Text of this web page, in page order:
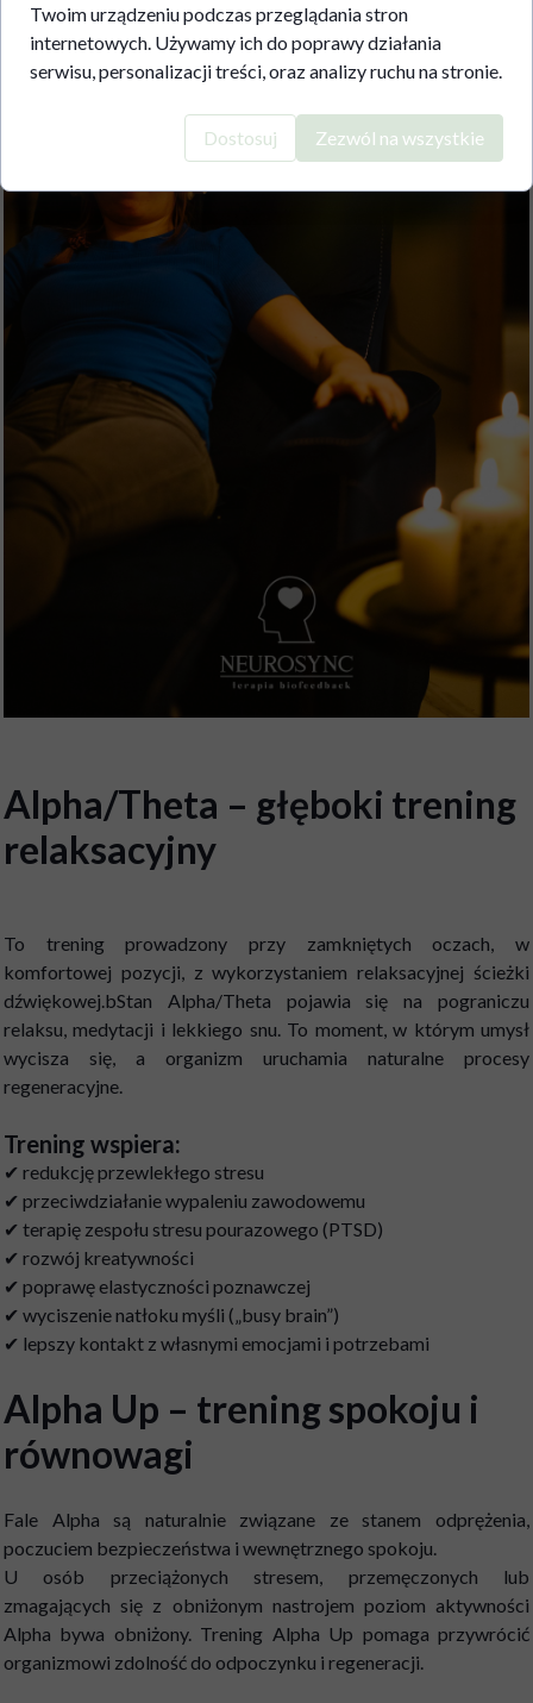
Alpha/Theta – głęboki trening
relaksacyjny
To trening prowadzony przy zamkniętych oczach, w
komfortowej pozycji, z wykorzystaniem relaksacyjnej ścieżki
dźwiękowej.bStan Alpha/Theta pojawia się na pograniczu
relaksu, medytacji i lekkiego snu. To moment, w którym umysł
wycisza się, a organizm uruchamia naturalne procesy
regeneracyjne.
Trening wspiera:
✔ redukcję przewlekłego stresu
✔ przeciwdziałanie wypaleniu zawodowemu
✔ terapię zespołu stresu pourazowego (PTSD)
✔ rozwój kreatywności
✔ poprawę elastyczności poznawczej
✔ wyciszenie natłoku myśli („busy brain”)
✔ lepszy kontakt z własnymi emocjami i potrzebami
Alpha Up – trening spokoju i
równowagi
Fale Alpha są naturalnie związane ze stanem odprężenia,
poczuciem bezpieczeństwa i wewnętrznego spokoju.
U osób przeciążonych stresem, przemęczonych lub
zmagających się z obniżonym nastrojem poziom aktywności
Alpha bywa obniżony. Trening Alpha Up pomaga przywrócić
organizmowi zdolność do odpoczynku i regeneracji.
Twoim urządzeniu podczas przeglądania stron
internetowych. Używamy ich do poprawy działania
serwisu, personalizacji treści, oraz analizy ruchu na stronie.
Dostosuj Zezwól na wszystkie